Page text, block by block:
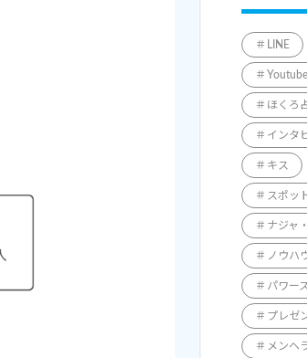
LINE
Youtube
ほくろ
インタ
キス
スポッ
ナジャ
ノウハ
パワー
プレゼ
メンヘ